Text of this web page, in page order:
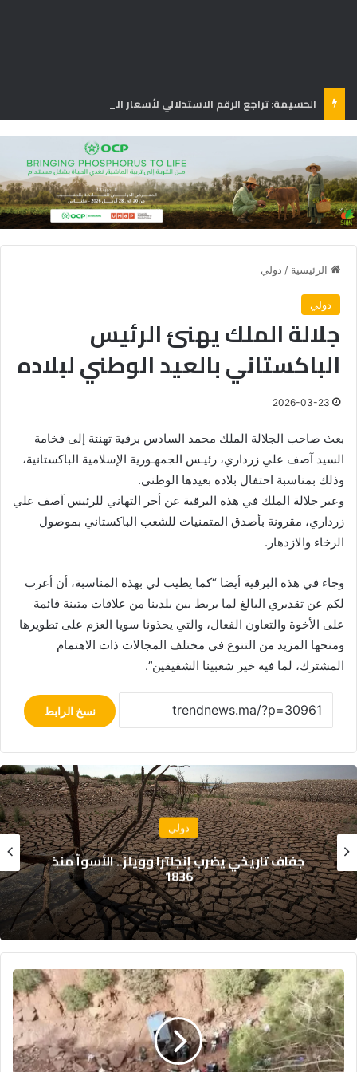
الرئيسية / دولي
دولي
جلالة الملك يهنئ الرئيس
الباكستاني بالعيد الوطني لبلاده
2026-03-23
بعث صاحب الجلالة الملك محمد السادس برقية تهنئة إلى فخامة
السيد آصف علي زرداري، رئيـس الجمهـورية الإسلامية الباكستانية،
وذلك بمناسبة احتفال بلاده بعيدها الوطني.
وعبر جلالة الملك في هذه البرقية عن أحر التهاني للرئيس آصف علي
زرداري، مقرونة بأصدق المتمنيات للشعب الباكستاني بموصول
الرخاء والازدهار.
وجاء في هذه البرقية أيضا “كما يطيب لي بهذه المناسبة، أن أعرب
لكم عن تقديري البالغ لما يربط بين بلدينا من علاقات متينة قائمة
على الأخوة والتعاون الفعال، والتي يحذونا سويا العزم على تطويرها
ومنحها المزيد من التنوع في مختلف المجالات ذات الاهتمام
المشترك، لما فيه خير شعبينا الشقيقين”.
نسخ الرابط
دولي
جفاف تاريخي يضرب إنجلترا وويلز.. الأسوأ منذ
1836
ث
ل
ا
ث
ة
ق